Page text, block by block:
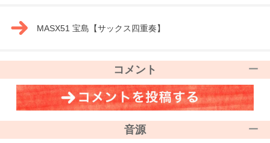
MASX51 宝島【サックス四重奏】
コメント
音源